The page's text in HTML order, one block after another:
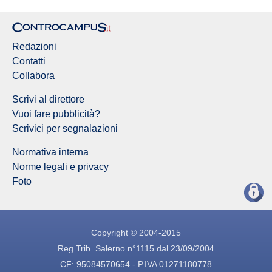
Redazioni
Contatti
Collabora
Scrivi al direttore
Vuoi fare pubblicità?
Scrivici per segnalazioni
Normativa interna
Norme legali e privacy
Foto
Copyright © 2004-2015
Reg.Trib. Salerno n°1115 dal 23/09/2004
CF: 95084570654 - P.IVA 01271180778